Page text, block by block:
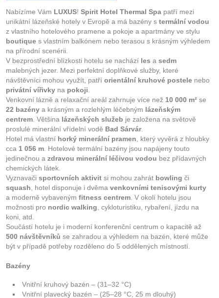
Nabízíme Vám LUXUS! Spirit Hotel Thermal Spa patří mezi
unikátní lázeňské hotely v Evropě a má bazény s termální vodou
z vlastního hotelového pramene a pokoje a apartmány ve stylu
boutique s vlastním balkónem nebo terasou s krásným výhledem
na přírodní scenérii.
V bezprostřední blízkosti hotelu se nachází les a sedm
malebných jezer. Mezi perfektní doplňkové služby, které
návštěvníci mohou využít, patří orientální kruhové postele nebo
privátní vířivky na pokoji
Venkovní lázně a relaxační areál zahrnuje více než 10 000 m² se
22 bazény a krásným a rozlehlým léčebným lázeňským
centrem . Většina lázeňských služeb je založena na světově
proslulé minerální vřídelní vodě Bad Sárvár.
Hotel má vlastní horký minerální pramen , který vyvěrá z hloubky
cca 1 056 m . Hotelové termální bazény jsou napájeny touto
jedinečnou a zdravou minerální léčivou vodou bez přídavných
chemických látek.
Vyznavači sportovních aktivit si mohou zahrát bowling či
squash , hotel disponuje i dvěma venkovními tenisovými kurty
a moderně vybaveným fitness centrem . V okolí hotelu jsou
možnosti pro nordic walking , cykloturistiku, rybaření, jízdu na
koni, atd.
Součástí hotelu je i moderní konferenční centrum o kapacitě až
500 návštěvníků se zahradou a výhledem na bazén, které může
být v případě potřeby rozděleno do 5 oddělených místností.
Bazény
Vnitřní kruhový bazén – (31–32 °C)
Vnitřní plavecký bazén – (25–28 °C, 25 m dlouhý)